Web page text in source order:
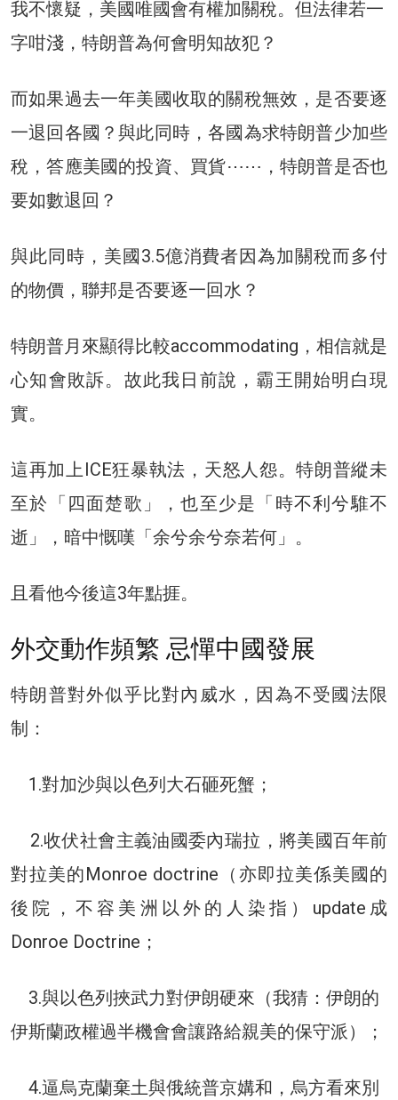
我不懷疑，美國唯國會有權加關稅。但法律若一
字咁淺，特朗普為何會明知故犯？
而如果過去一年美國收取的關稅無效，是否要逐
一退回各國？與此同時，各國為求特朗普少加些
稅，答應美國的投資、買貨⋯⋯，特朗普是否也
要如數退回？
與此同時，美國3.5億消費者因為加關稅而多付
的物價，聯邦是否要逐一回水？
特朗普月來顯得比較accommodating，相信就是
心知會敗訴。故此我日前說，霸王開始明白現
實。
這再加上ICE狂暴執法，天怒人怨。特朗普縱未
至於「四面楚歌」，也至少是「時不利兮騅不
逝」，暗中慨嘆「余兮余兮奈若何」。
且看他今後這3年點捱。
外交動作頻繁 忌憚中國發展
特朗普對外似乎比對內威水，因為不受國法限
制：
1.對加沙與以色列大石砸死蟹；
2.收伏社會主義油國委內瑞拉，將美國百年前
對拉美的Monroe doctrine（亦即拉美係美國的
後院，不容美洲以外的人染指）update成
Donroe Doctrine；
3.與以色列挾武力對伊朗硬來（我猜：伊朗的
伊斯蘭政權過半機會會讓路給親美的保守派）；
4.逼烏克蘭棄土與俄統普京媾和，烏方看來別